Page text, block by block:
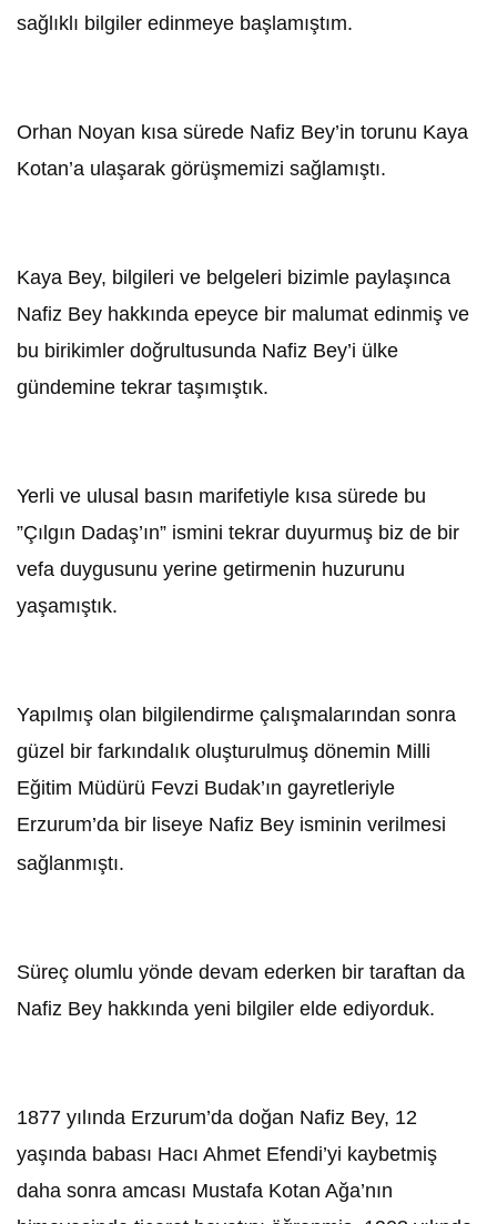
sağlıklı bilgiler edinmeye başlamıştım.
Orhan Noyan kısa sürede Nafiz Bey’in torunu Kaya
Kotan’a ulaşarak görüşmemizi sağlamıştı.
Kaya Bey, bilgileri ve belgeleri bizimle paylaşınca
Nafiz Bey hakkında epeyce bir malumat edinmiş ve
bu birikimler doğrultusunda Nafiz Bey’i ülke
gündemine tekrar taşımıştık.
Yerli ve ulusal basın marifetiyle kısa sürede bu
”Çılgın Dadaş’ın” ismini tekrar duyurmuş biz de bir
vefa duygusunu yerine getirmenin huzurunu
yaşamıştık.
Yapılmış olan bilgilendirme çalışmalarından sonra
güzel bir farkındalık oluşturulmuş dönemin Milli
Eğitim Müdürü Fevzi Budak’ın gayretleriyle
Erzurum’da bir liseye Nafiz Bey isminin verilmesi
sağlanmıştı.
Süreç olumlu yönde devam ederken bir taraftan da
Nafiz Bey hakkında yeni bilgiler elde ediyorduk.
1877 yılında Erzurum’da doğan Nafiz Bey, 12
yaşında babası Hacı Ahmet Efendi’yi kaybetmiş
daha sonra amcası Mustafa Kotan Ağa’nın